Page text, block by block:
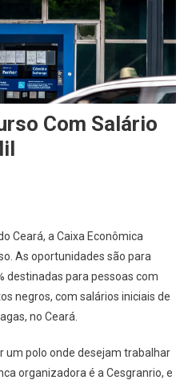
Com Salário
Ceará, a Caixa Econômica
As oportunidades são para
destinadas para pessoas com
negros, com salários iniciais de
no Ceará.
um polo onde desejam trabalhar
organizadora é a Cesgranrio, e